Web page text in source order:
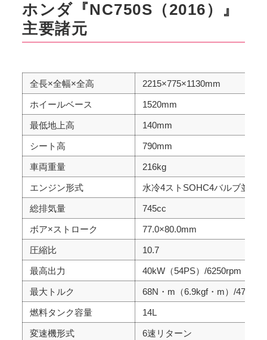
ホンダ『NC750S（2016）』
主要諸元
全長×全幅×全高 2215×775×1130mm
ホイールベース 1520mm
最低地上高 140mm
シート高 790mm
車両重量 216kg
エンジン形式 水冷4ストSOHC4バルブ並列2
総排気量 745cc
ボア×ストローク 77.0×80.0mm
圧縮比 10.7
最高出力 40kW（54PS）/6250rpm
最大トルク 68N・m（6.9kgf・m）/
燃料タンク容量 14L
変速機形式 6速リターン